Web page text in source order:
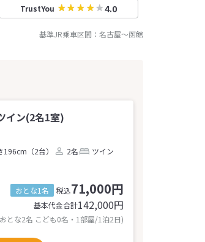
TrustYou 4.0
基準JR乗車区間： 名古屋～函館
イン(2名1室)
（2台） 2名
ツイン
おとな1名 税込71,000円
基本代金合計142,000円
とな2名 こども0名・1部屋/1泊2日)